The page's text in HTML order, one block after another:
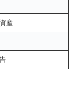
産